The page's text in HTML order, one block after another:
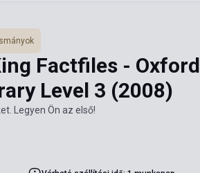
Factfiles - Oxford
Level 3 (2008)
Legyen Ön az első!